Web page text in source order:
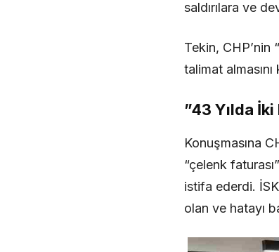
saldırılara ve
Tekin, CHP’nin
talimat
​”43 Yılda
​Konuşmasına
“çelenk
istifa ederdi.
olan ve hatayı